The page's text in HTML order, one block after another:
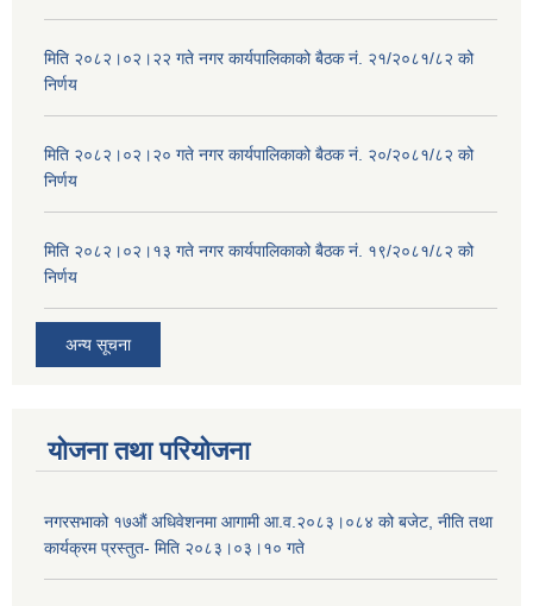
मिति २०८२।०२।२२ गते नगर कार्यपालिकाको बैठक नं. २१/२०८१/८२ को
निर्णय
मिति २०८२।०२।२० गते नगर कार्यपालिकाको बैठक नं. २०/२०८१/८२ को
निर्णय
मिति २०८२।०२।१३ गते नगर कार्यपालिकाको बैठक नं. १९/२०८१/८२ को
निर्णय
अन्य सूचना
योजना तथा परियोजना
नगरसभाको १७औं अधिवेशनमा आगामी आ.व.२०८३।०८४ को बजेट, नीति तथा
कार्यक्रम प्रस्तुत- मिति २०८३।०३।१० गते